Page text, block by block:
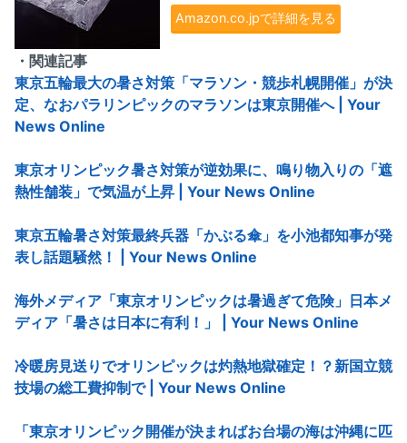
Amazon.co.jpで詳細を見る
・関連記事
東京五輪最大の暑さ対策「マラソン・競歩札幌開催」が決
定、なおパラリンピックのマラソンは東京開催へ | Your
News Online
東京オリンピック暑さ対策が逆効果に、鳴り物入りの「遮
熱性舗装」で気温が上昇 | Your News Online
東京五輪暑さ対策最終兵器「かぶる傘」を小池都知事が発
表し話題騒然！ | Your News Online
海外メディア「東京オリンピックは暑過ぎて危険」日本メ
ディア「暑さは日本に有利！」 | Your News Online
冷暖房見送りでオリンピックは灼熱地獄確定！？新国立競
技場の総工費抑制で | Your News Online
「東京オリンピック開催が決まればお台場の海は沖縄に匹